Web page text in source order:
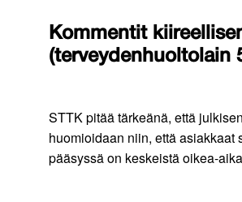
Kommentit
(terveydenhuoltolain
STTK pitää tärkeänä, että
huomioidaan niin, että
pääsyssä on keskeistä oikea-